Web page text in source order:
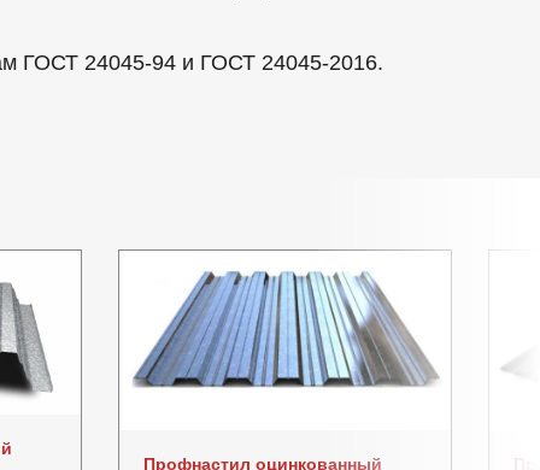
ГОСТ 24045-94 и ГОСТ 24045-2016.
Профнастил оцинкованный